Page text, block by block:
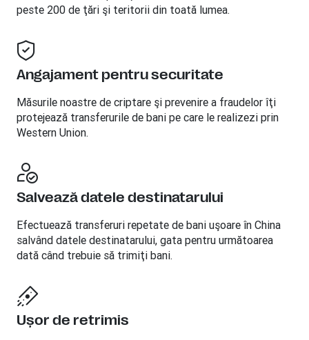
peste 200 de ţări şi teritorii din toată lumea.
Angajament pentru securitate
Măsurile noastre de criptare şi prevenire a fraudelor îţi
protejează transferurile de bani pe care le realizezi prin
Western Union.
Salvează datele destinatarului
Efectuează transferuri repetate de bani uşoare în China
salvând datele destinatarului, gata pentru următoarea
dată când trebuie să trimiţi bani.
Uşor de retrimis